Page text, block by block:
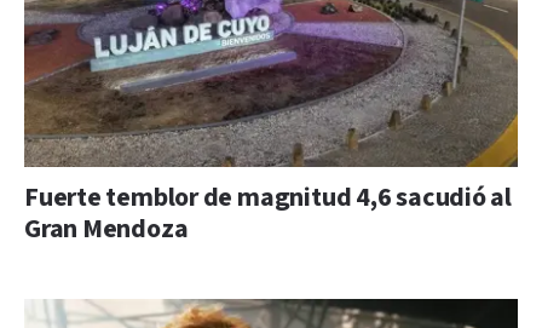
Fuerte temblor de magnitud 4,6 sacudió al
Gran Mendoza